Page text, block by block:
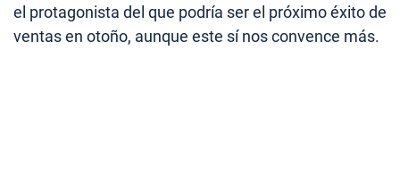
el protagonista del que podría ser el próximo éxito de
ventas en otoño, aunque este sí nos convence más.